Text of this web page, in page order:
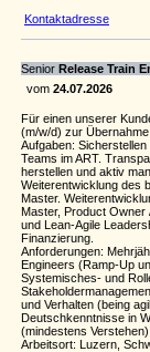
Kontaktadresse
Senior Release Train
vom 24.07.2026
Für einen unserer
(m/w/d) zur Übernahme
Aufgaben:
Teams im ART.
herstellen und aktiv
Weiterentwicklung des
Master.
Master, Product Owner
und Lean-Agile
Finanzierung.
Anforderungen:
Engineers (Ramp-Up
Systemisches- und
und Verhalten (being
Deutschkenntnisse in
(mindestens Verstehen)
Arbeitsort: Luzern,